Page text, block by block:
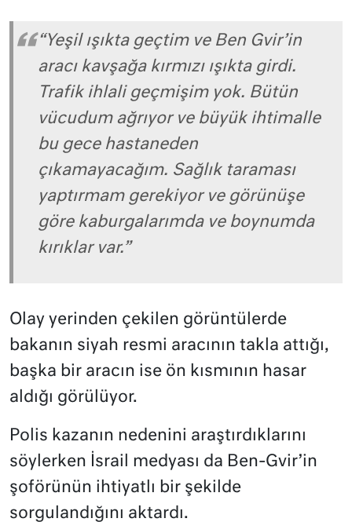
“Yeşil ışıkta geçtim ve Ben Gvir’in
aracı kavşağa kırmızı ışıkta girdi.
Trafik ihlali geçmişim yok. Bütün
vücudum ağrıyor ve büyük ihtimalle
bu gece hastaneden
çıkamayacağım. Sağlık taraması
yaptırmam gerekiyor ve görünüşe
göre kaburgalarımda ve boynumda
kırıklar var.”
Olay yerinden çekilen görüntülerde
bakanın siyah resmi aracının takla attığı,
başka bir aracın ise ön kısmının hasar
aldığı görülüyor.
Polis kazanın nedenini araştırdıklarını
söylerken İsrail medyası da Ben-Gvir’in
şoförünün ihtiyatlı bir şekilde
sorgulandığını aktardı.